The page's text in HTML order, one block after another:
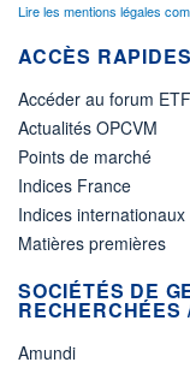
Lire les mentions légales
ACCÈS RAPIDES
Accéder au forum
Actualités OPCVM
Points de marché
Indices France
Indices internationaux
Matières premières
SOCIÉTÉS DE
RECHERCHÉES
Amundi